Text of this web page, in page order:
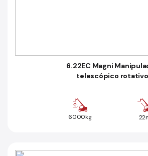
6.22EC Magni
telescópico rotativo
6000kg